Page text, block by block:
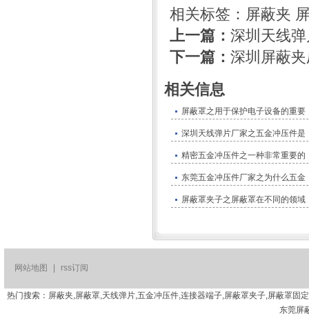
相关标签： 屏蔽夹
上一篇： 深圳天线
下一篇： 深圳屏蔽
相关信息
屏蔽罩之用于保护电子设备的重要
深圳天线弹片厂家之五金冲压件是
精密五金冲压件之一种非常重要的
东莞五金冲压件厂家之为什么五金
屏蔽罩夹子之屏蔽罩在不同的领域
网站地图 rss订阅
热门搜索：屏蔽夹,屏蔽罩,天线弹片,五金冲压件,连接器端子,屏蔽罩夹子,屏蔽罩
东莞屏